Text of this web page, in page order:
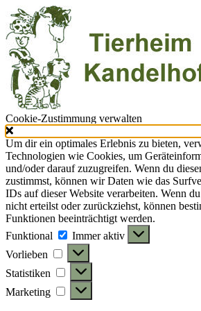
Cookie-Zustimmung verwalten
Um dir ein optimales Erlebnis zu bieten,
Technologien wie Cookies, um
und/oder darauf zuzugreifen. Wenn du
zustimmst, können wir Daten wie das
IDs auf dieser Website verarbeiten. Wenn
nicht erteilst oder zurückziehst, können
Funktionen beeinträchtigt werden.
Funktional
Funktional
Immer aktiv
Vorlieben
Vorlieben
Statistiken Statistiken
Marketing Marketing